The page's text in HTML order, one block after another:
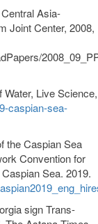
Asia-
Joint Center, 2008,
Live Science,
caspian-sea-
the Caspian Sea
Convention for
Sea. 2019.
sign Trans-